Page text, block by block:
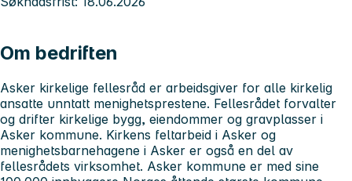
Om bedriften
Asker kirkelige fellesråd er arbeidsgiver for alle kirkelig
ansatte unntatt menighetsprestene. Fellesrådet forvalter
og drifter kirkelige bygg, eiendommer og gravplasser i
Asker kommune. Kirkens feltarbeid i Asker og
menighetsbarnehagene i Asker er også en del av
fellesrådets virksomhet. Asker kommune er med sine